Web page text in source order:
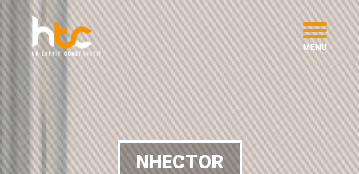
MENU
NHECTOR